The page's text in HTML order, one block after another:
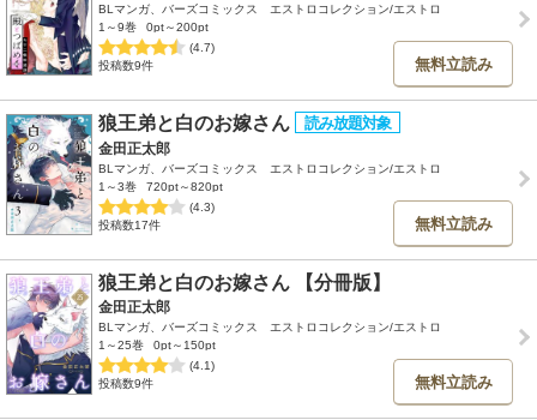
BLマンガ、バーズコミックス エストロコレクション/エストロ
1～9巻
0pt～200pt
(4.7)
投稿数9件
無料立読み
狼王弟と白のお嫁さん
金田正太郎
BLマンガ、バーズコミックス エストロコレクション/エストロ
1～3巻
720pt～820pt
(4.3)
投稿数17件
無料立読み
狼王弟と白のお嫁さん 【分冊版】
金田正太郎
BLマンガ、バーズコミックス エストロコレクション/エストロ
1～25巻
0pt～150pt
(4.1)
投稿数9件
無料立読み